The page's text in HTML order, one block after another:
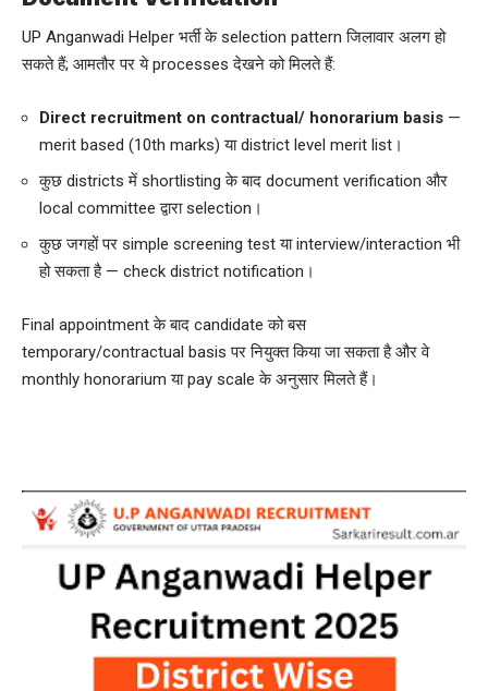
UP Anganwadi Helper भर्ती के selection pattern जिलावार अलग हो
सकते हैं; आमतौर पर ये processes देखने को मिलते हैं:
Direct recruitment on contractual/ honorarium basis —
merit based (10th marks) या district level merit list।
कुछ districts में shortlisting के बाद document verification और
local committee द्वारा selection।
कुछ जगहों पर simple screening test या interview/interaction भी
हो सकता है — check district notification।
Final appointment के बाद candidate को बस
temporary/contractual basis पर नियुक्त किया जा सकता है और वे
monthly honorarium या pay scale के अनुसार मिलते हैं।